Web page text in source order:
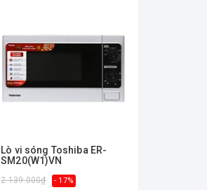
Lò vi sóng Toshiba ER-
SM20(W1)VN
2.139.000₫ - 17%